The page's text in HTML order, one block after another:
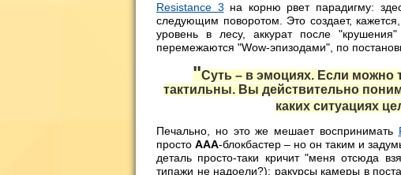
Resistance 3 на корню рвет парадигму:
следующим поворотом. Это создает,
уровень в лесу, аккурат после
перемежаются "Wow-эпизодами", по
"Суть – в эмоциях. Если можно
тактильны. Вы действительно
каких ситуациях
Печально, но это же мешает воспринимать
просто AAA-блокбастер – но он таким и
деталь просто-таки кричит "меня отсюда
типажи не надоели?); ракурсы камеры в